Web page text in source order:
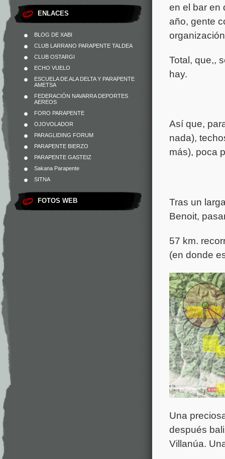
ENLACES
BLOG DE XABI
CLUB LARRANO PARAPENTE TALDEA
CLUB OSTARGI
ECHO VUELO
ESCUELA DE ALA DELTA Y PARAPENTE
AMETSA
FEDERACIÓN NAVARRA DEPORTES
AEREOS
FORO PARAPENTE
OJOVOLADOR
PARAGLIDING FORUM
PARAPENTE BIERZO
PARAPENTE GASTEIZ
Sakana Parapente
SITNA
FOTOS WEB
en el bar en
año, gente
Total, que,,
hay.
Así que,
nada),
más), poca
Tras un
Benoit,
57 km.
(en donde
Una
después
Villanúa.